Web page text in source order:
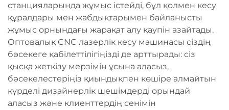
станцияларында жұмыс істейді, бұл қолмен кесу
құралдары мен жабдықтарымен байланысты
жұмыс орнындағы жарақат алу қаупін азайтады.
Оптовалық CNC лазерлік кесу машинасы сіздің
бәсекеге қабілеттілігіңізді де арттырады: сіз
қысқа жеткізу мерзімін ұсына аласыз,
бәсекелестеріңіз қиындықпен көшіре алмайтын
күрделі дизайнерлік шешімдерді орындай
аласыз және клиенттердің сенімін